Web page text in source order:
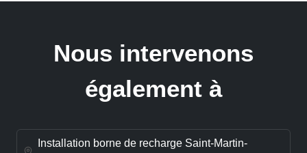
Nous intervenons
également à
Installation borne de recharge Saint-Martin-